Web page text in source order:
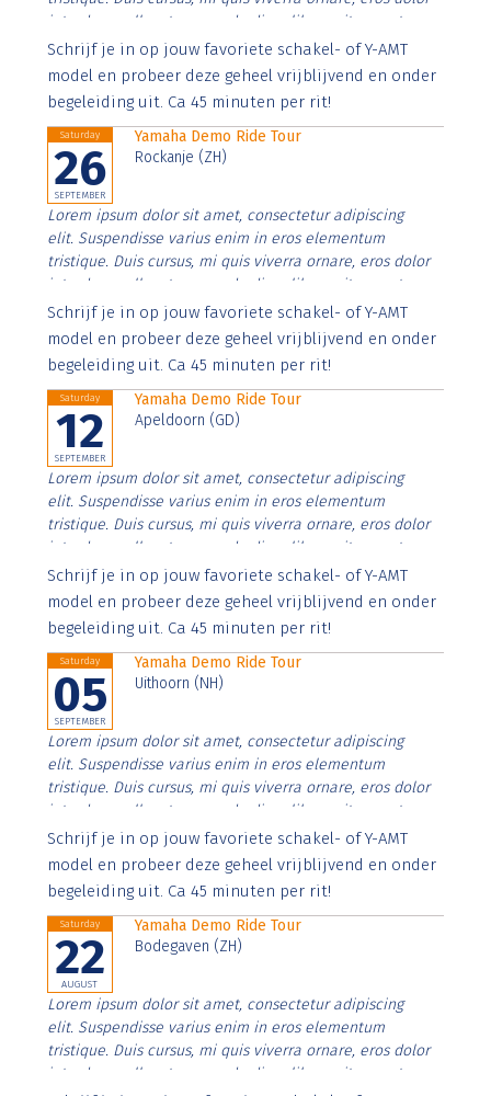
interdum nulla, ut commodo diam libero vitae erat.
Aenean faucibus nibh et justo cursus id rutrum lorem
imperdiet. Nunc ut sem vitae risus tristique posuere.
Schrijf je in op jouw favoriete schakel- of Y-AMT
model en probeer deze geheel vrijblijvend en onder
begeleiding uit. Ca 45 minuten per rit!
Saturday
26
SEPTEMBER
Yamaha Demo Ride Tour
Rockanje (ZH)
Lorem ipsum dolor sit amet, consectetur adipiscing
elit. Suspendisse varius enim in eros elementum
tristique. Duis cursus, mi quis viverra ornare, eros dolor
interdum nulla, ut commodo diam libero vitae erat.
Aenean faucibus nibh et justo cursus id rutrum lorem
imperdiet. Nunc ut sem vitae risus tristique posuere.
Schrijf je in op jouw favoriete schakel- of Y-AMT
model en probeer deze geheel vrijblijvend en onder
begeleiding uit. Ca 45 minuten per rit!
Saturday
12
SEPTEMBER
Yamaha Demo Ride Tour
Apeldoorn (GD)
Lorem ipsum dolor sit amet, consectetur adipiscing
elit. Suspendisse varius enim in eros elementum
tristique. Duis cursus, mi quis viverra ornare, eros dolor
interdum nulla, ut commodo diam libero vitae erat.
Aenean faucibus nibh et justo cursus id rutrum lorem
imperdiet. Nunc ut sem vitae risus tristique posuere.
Schrijf je in op jouw favoriete schakel- of Y-AMT
model en probeer deze geheel vrijblijvend en onder
begeleiding uit. Ca 45 minuten per rit!
Saturday
05
SEPTEMBER
Yamaha Demo Ride Tour
Uithoorn (NH)
Lorem ipsum dolor sit amet, consectetur adipiscing
elit. Suspendisse varius enim in eros elementum
tristique. Duis cursus, mi quis viverra ornare, eros dolor
interdum nulla, ut commodo diam libero vitae erat.
Aenean faucibus nibh et justo cursus id rutrum lorem
imperdiet. Nunc ut sem vitae risus tristique posuere.
Schrijf je in op jouw favoriete schakel- of Y-AMT
model en probeer deze geheel vrijblijvend en onder
begeleiding uit. Ca 45 minuten per rit!
Saturday
22
AUGUST
Yamaha Demo Ride Tour
Bodegaven (ZH)
Lorem ipsum dolor sit amet, consectetur adipiscing
elit. Suspendisse varius enim in eros elementum
tristique. Duis cursus, mi quis viverra ornare, eros dolor
interdum nulla, ut commodo diam libero vitae erat.